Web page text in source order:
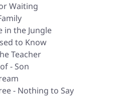
Waiting
in the Jungle
to Know
Teacher
- Son
- Nothing to Say